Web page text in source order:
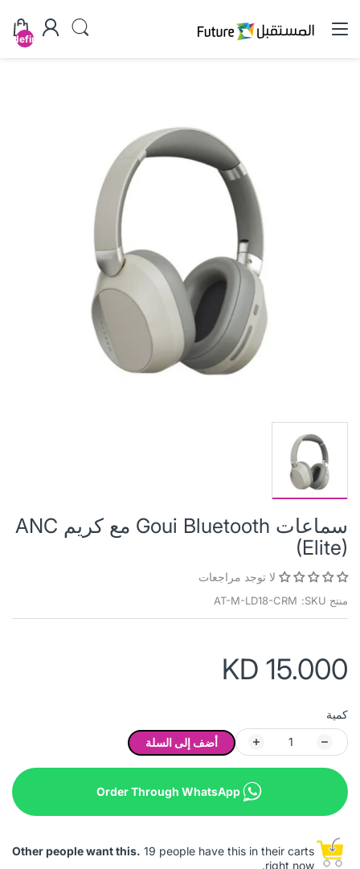
undefined
سماعات Goui Bluetooth مع كريم ANC
(Elite)
لا توجد مراجعات
منتج SKU: AT-M-LD18-CRM
KD 15.000
كمية
أضف إلى السلة
Order Through WhatsApp
Other people want this. 19 people have this in their carts
right now.